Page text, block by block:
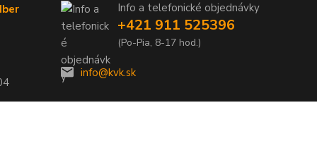
Info a telefonické objednávky
+421 911 525396
(Po-Pia, 8-17 hod.)
info@kvk.sk